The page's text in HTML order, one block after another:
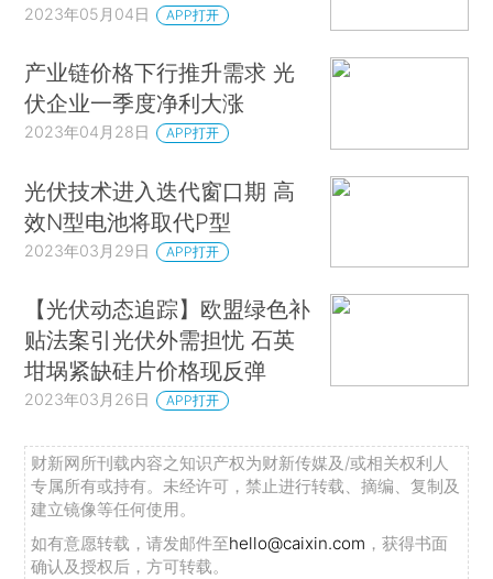
2023年05月04日 APP打开
产业链价格下行推升需求 光
伏企业一季度净利大涨
2023年04月28日 APP打开
光伏技术进入迭代窗口期 高
效N型电池将取代P型
2023年03月29日 APP打开
【光伏动态追踪】欧盟绿色补
贴法案引光伏外需担忧 石英
坩埚紧缺硅片价格现反弹
2023年03月26日 APP打开
财新网所刊载内容之知识产权为财新传媒及/或相关权利人
专属所有或持有。未经许可，禁止进行转载、摘编、复制及
建立镜像等任何使用。
如有意愿转载，请发邮件至hello@caixin.com ，获得书面
确认及授权后，方可转载。